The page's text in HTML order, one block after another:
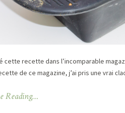
cette recette dans l’incomparable
de ce magazine, j’ai pris une vrai
Reading…